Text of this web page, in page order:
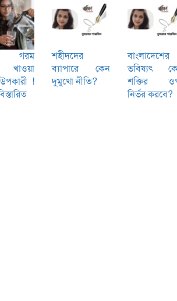
গরম
খাওয়া
!
শহীদদের
ব্যাপারে কেন
দুমুখো নীতি?
বাংলাদেশের
ভবিষ্যৎ
শক্তির
নির্ভর করবে?